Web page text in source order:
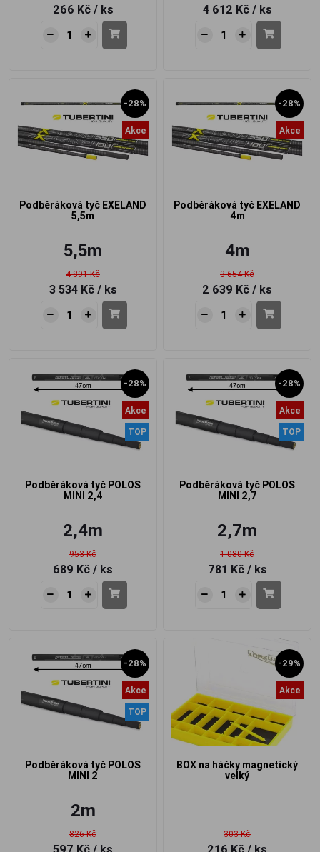
266 Kč / ks 4 612 Kč / ks
-28%
Akce
Podběráková tyč EXELAND
5,5m
5,5m
4 891 Kč
3 534 Kč / ks
-28%
Akce
Podběráková tyč EXELAND
4m
4m
3 654 Kč
2 639 Kč / ks
-28%
Akce
TOP
Podběráková tyč POLOS
MINI 2,4
2,4m
953 Kč
689 Kč / ks
-28%
Akce
TOP
Podběráková tyč POLOS
MINI 2,7
2,7m
1 080 Kč
781 Kč / ks
-28%
Akce
TOP
Podběráková tyč POLOS
MINI 2
2m
826 Kč
597 Kč / ks
-29%
Akce
BOX na háčky magnetický
velký
303 Kč
216 Kč / ks